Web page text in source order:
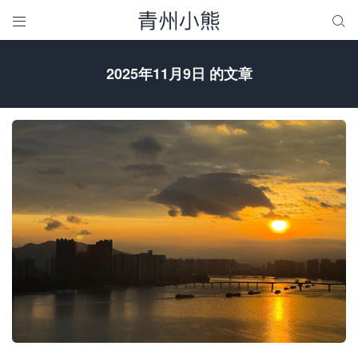
 
2025年11月9日 的文章